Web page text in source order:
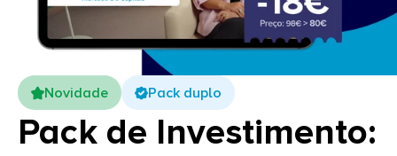
Novidade Pack duplo
Pack de Investimento: